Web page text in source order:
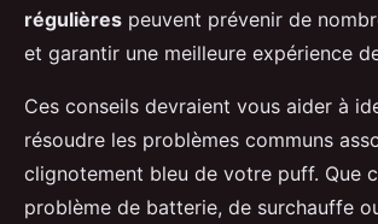
régulières peuvent prévenir de
et garantir une meilleure expérience
Ces conseils devraient vous aider à
résoudre les problèmes communs
clignotement bleu de votre puff. Que
problème de batterie, de surchauffe